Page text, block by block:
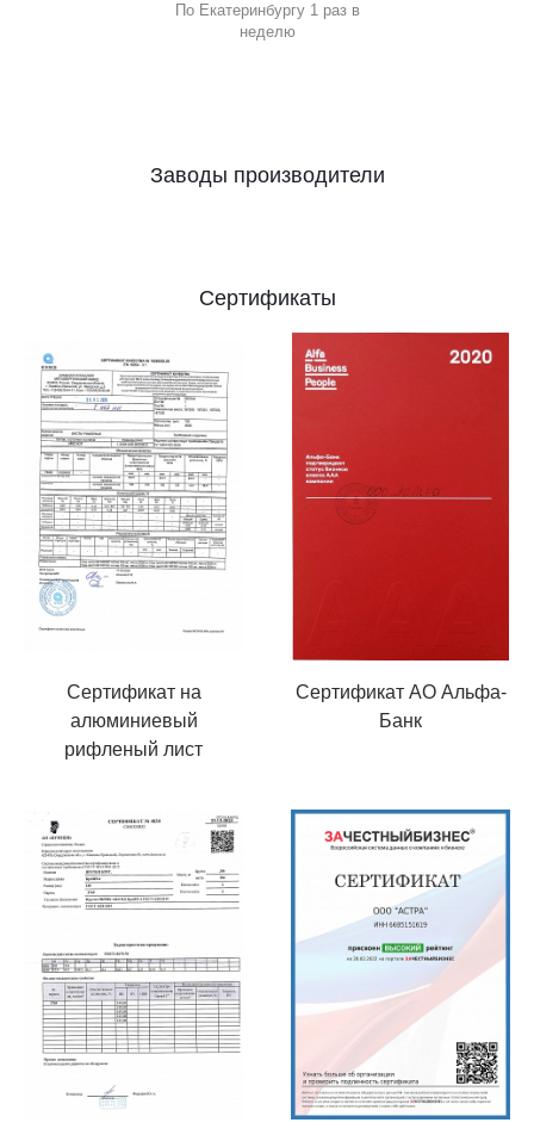
По Екатеринбургу 1 раз в
неделю
Заводы производители
Сертификаты
Сертификат на
алюминиевый
рифленый лист
Сертификат АО Альфа-
Банк